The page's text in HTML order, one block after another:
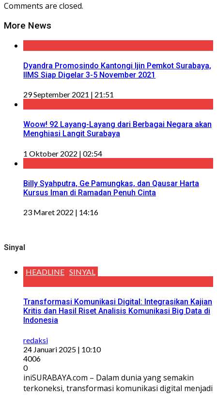
Comments are closed.
More News
Dyandra Promosindo Kantongi Ijin Pemkot Surabaya,
IIMS Siap Digelar 3-5 November 2021
29 September 2021 | 21:51
Woow! 92 Layang-Layang dari Berbagai Negara akan
Menghiasi Langit Surabaya
1 Oktober 2022 | 02:54
Billy Syahputra, Ge Pamungkas, dan Qausar Harta
Kursus Iman di Ramadan Penuh Cinta
23 Maret 2022 | 14:16
Sinyal
HEADLINE SINYAL
Transformasi Komunikasi Digital: Integrasikan Kajian
Kritis dan Hasil Riset Analisis Komunikasi Big Data di
Indonesia
redaksi
24 Januari 2025 | 10:10
4006
0
iniSURABAYA.com – Dalam dunia yang semakin
terkoneksi, transformasi komunikasi digital menjadi